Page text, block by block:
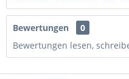
Bewertungen
0
Bewertungen lesen,